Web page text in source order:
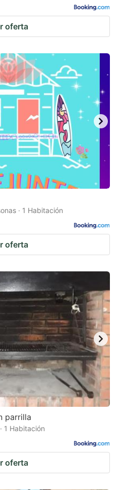
oferta
· 1 Habitación
oferta
parrilla
1 Habitación
oferta